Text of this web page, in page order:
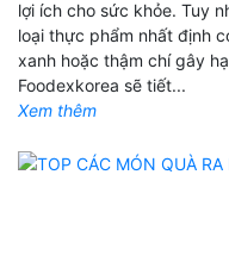
lợi ích cho sức khỏe. Tuy
loại thực phẩm nhất định
xanh hoặc thậm chí gây
Foodexkorea sẽ tiết...
Xem thêm